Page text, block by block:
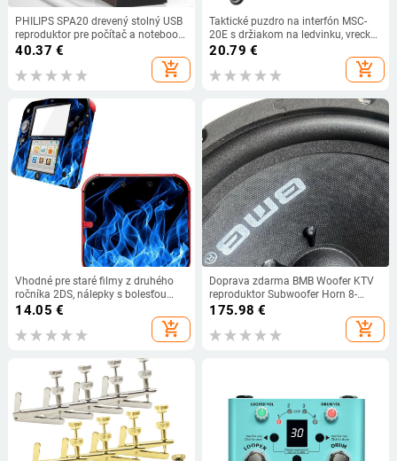
PHILIPS SPA20 drevený stolný USB
reproduktor pre počítač a notebook,
2023
40.37 €
add_shopping_cart
Taktické puzdro na interfón MSC-
20E s držiakom na ledvinku, vrecko,
prenosné kožené puzdro na interfón
20.79 €
add_shopping_cart
Vhodné pre staré filmy z druhého
ročníka 2DS, nálepky s bolesťou
2DS, filmy s telom 2DS a nálepky s
14.05 €
add_shopping_cart
Doprava zdarma BMB Woofer KTV
reproduktor Subwoofer Horn 8-
palcový 10-palcový 12-palcový
175.98 €
add_shopping_cart